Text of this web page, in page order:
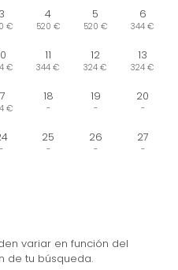
3
€
4
520 €
5
520 €
6
344 €
€
11
344 €
12
324 €
13
324 €
€
18
-
19
-
20
-
-
25
-
26
-
27
-
variar en función del
de tu búsqueda.